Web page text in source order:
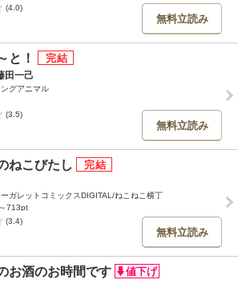
(4.0)
無料立読み
と！
田一己
グアニマル
(3.5)
無料立読み
ねこびたし
ガレットコミックスDIGITAL/ねこねこ横丁
713pt
(3.4)
無料立読み
お酒のお時間です